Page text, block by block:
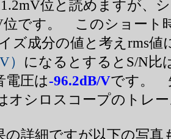
位と読めますが、
位です。 このショート
ズ成分の値と考えrms値
） になるとするとS/N比
電圧は-96.2dB/Vです。
オシロスコープのトレ
の詳細ですが以下の写真